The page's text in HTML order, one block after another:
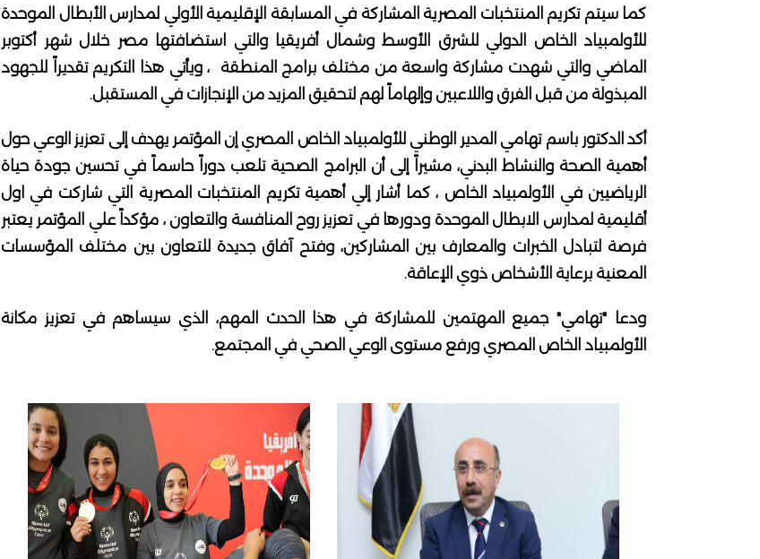
كما سيتم تكريم المنتخبات المصرية المشاركة في المسابقة الإقليمية الأولي لمدارس الأبطال الموحدة
للأولمبياد الخاص الدولي للشرق الأوسط وشمال أفريقيا والتي استضافتها مصر خلال شهر أكتوبر
الماضي والتي شهدت مشاركة واسعة من مختلف برامج المنطقة ، ويأتي هذا التكريم تقديراً للجهود
المبذولة من قبل الفرق واللاعبين وإلهاماً لهم لتحقيق المزيد من الإنجازات في المستقبل.
أكد الدكتور باسم تهامي المدير الوطني للأولمبياد الخاص المصري إن المؤتمر يهدف إلى تعزيز الوعي حول
أهمية الصحة والنشاط البدني، مشيراً إلى أن البرامج الصحية تلعب دوراً حاسماً في تحسين جودة حياة
الرياضيين في الأولمبياد الخاص ، كما أشار إلي أهمية تكريم المنتخبات المصرية التي شاركت في اول
أقليمية لمدارس الابطال الموحدة ودورها في تعزيز روح المنافسة والتعاون ، مؤكداً علي المؤتمر يعتبر
فرصة لتبادل الخبرات والمعارف بين المشاركين، وفتح آفاق جديدة للتعاون بين مختلف المؤسسات
المعنية برعاية الأشخاص ذوي الإعاقة.
ودعا "تهامي" جميع المهتمين للمشاركة في هذا الحدث المهم، الذي سيساهم في تعزيز مكانة
الأولمبياد الخاص المصري ورفع مستوى الوعي الصحي في المجتمع.